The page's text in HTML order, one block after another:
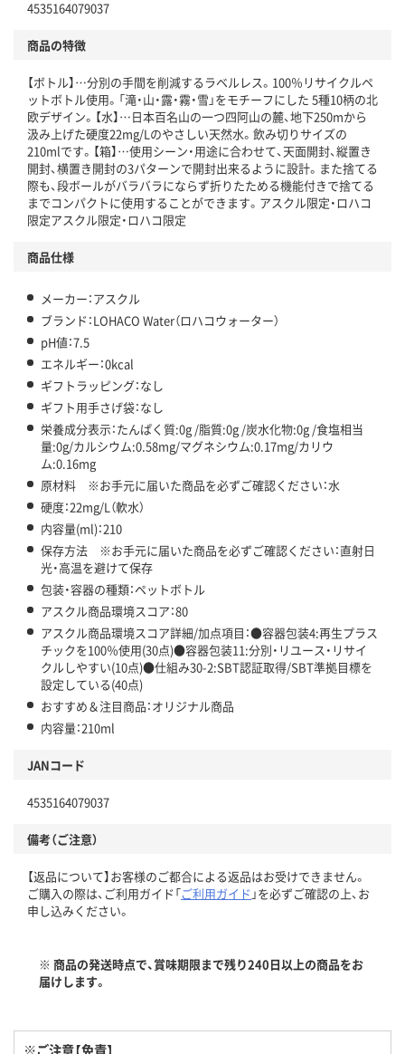
仕組
この商品の環境配慮ポイントです。下記商品詳細「
アスクル商品環境スコア詳細／加点項目
」で確認できます。
4535164079037
商品の特徴
【ボトル】…分別の手間を削減するラベルレス。100％リサイクルペ
ットボトル使用。「滝・山・露・霧・雪」をモチーフにした 5種10柄の北
欧デザイン。【水】…日本百名山の一つ四阿山の麓、地下250mから
汲み上げた硬度22mg/Lのやさしい天然水。飲み切りサイズの
210mlです。【箱】…使用シーン・用途に合わせて、天面開封、縦置き
開封、横置き開封の3パターンで開封出来るように設計。また捨てる
際も、段ボールがバラバラにならず折りたためる機能付きで捨てる
までコンパクトに使用することができます。アスクル限定・ロハコ
限定アスクル限定・ロハコ限定
商品仕様
メーカー：アスクル
ブランド：LOHACO Water（ロハコウォーター）
pH値：7.5
エネルギー：0kcal
ギフトラッピング：なし
ギフト用手さげ袋：なし
栄養成分表示：たんぱく質:0g /脂質:0g /炭水化物:0g /食塩相当
量:0g/カルシウム:0.58mg/マグネシウム:0.17mg/カリウ
ム:0.16mg
原材料 ※お手元に届いた商品を必ずご確認ください：水
硬度：22mg/L（軟水）
内容量(ml)：210
保存方法 ※お手元に届いた商品を必ずご確認ください：直射日
光・高温を避けて保存
包装・容器の種類：ペットボトル
アスクル商品環境スコア：80
アスクル商品環境スコア詳細/加点項目：●容器包装4:再生プラス
チックを100％使用(30点)●容器包装11:分別・リユース・リサイ
クルしやすい(10点)●仕組み30-2:SBT認証取得/SBT準拠目標を
設定している(40点)
おすすめ＆注目商品：オリジナル商品
内容量：210ml
JANコード
4535164079037
備考（ご注意）
【返品について】お客様のご都合による返品はお受けできません。
ご購入の際は、ご利用ガイド「ご利用ガイド 」を必ずご確認の上、お
申し込みください。
※ 商品の発送時点で、賞味期限まで残り240日以上の商品をお
届けします。
※ご注意【免責】